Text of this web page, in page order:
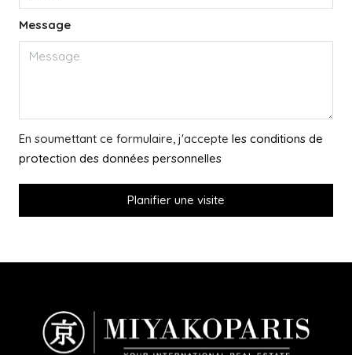
Message
En soumettant ce formulaire, j'accepte les conditions de
protection des données personnelles
Planifier une visite